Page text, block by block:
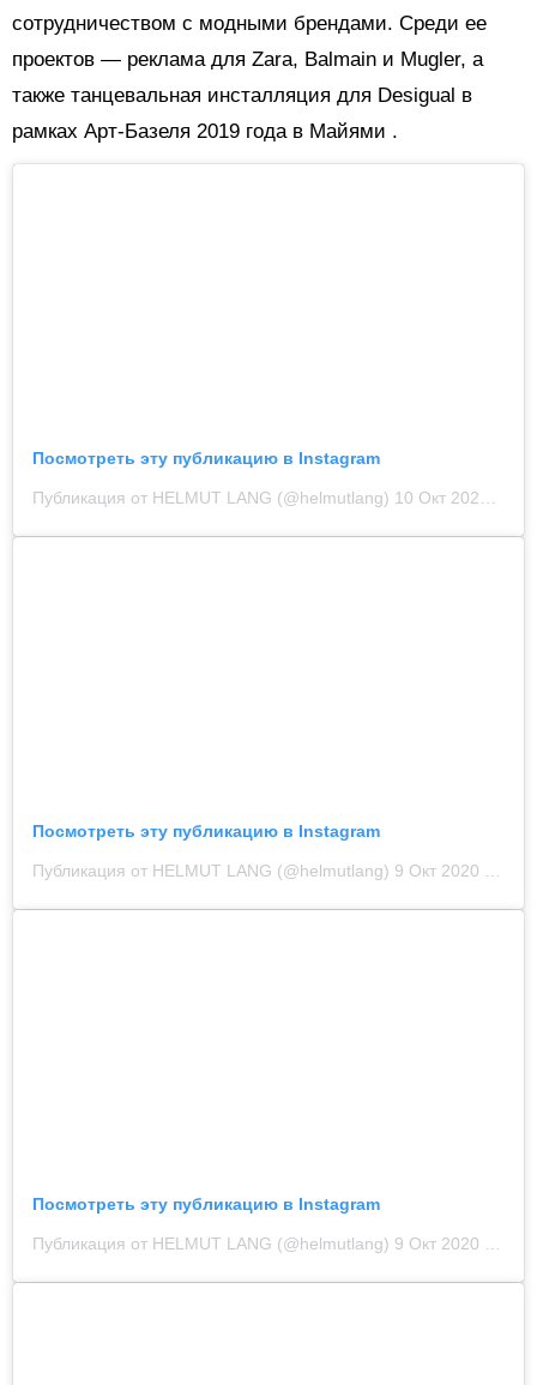
сотрудничеством с модными брендами. Среди ее
проектов — реклама для Zara, Balmain и Mugler, а
также танцевальная инсталляция для Desigual в
рамках Арт-Базеля 2019 года в Майями .
Посмотреть эту публикацию в Instagram
Публикация от HELMUT LANG (@helmutlang) 10 Окт 2020 в 12:53 PDT
Посмотреть эту публикацию в Instagram
Публикация от HELMUT LANG (@helmutlang) 9 Окт 2020 в 9:00 PDT
Посмотреть эту публикацию в Instagram
Публикация от HELMUT LANG (@helmutlang) 9 Окт 2020 в 12:00 PDT